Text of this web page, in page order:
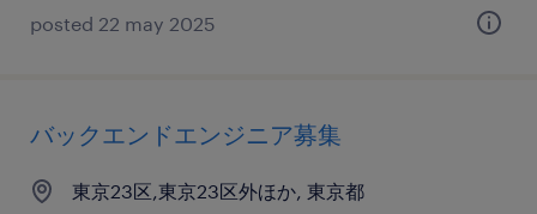
posted 22 may 2025
バックエンドエンジニア募集
東京23区,東京23区外ほか, 東京都